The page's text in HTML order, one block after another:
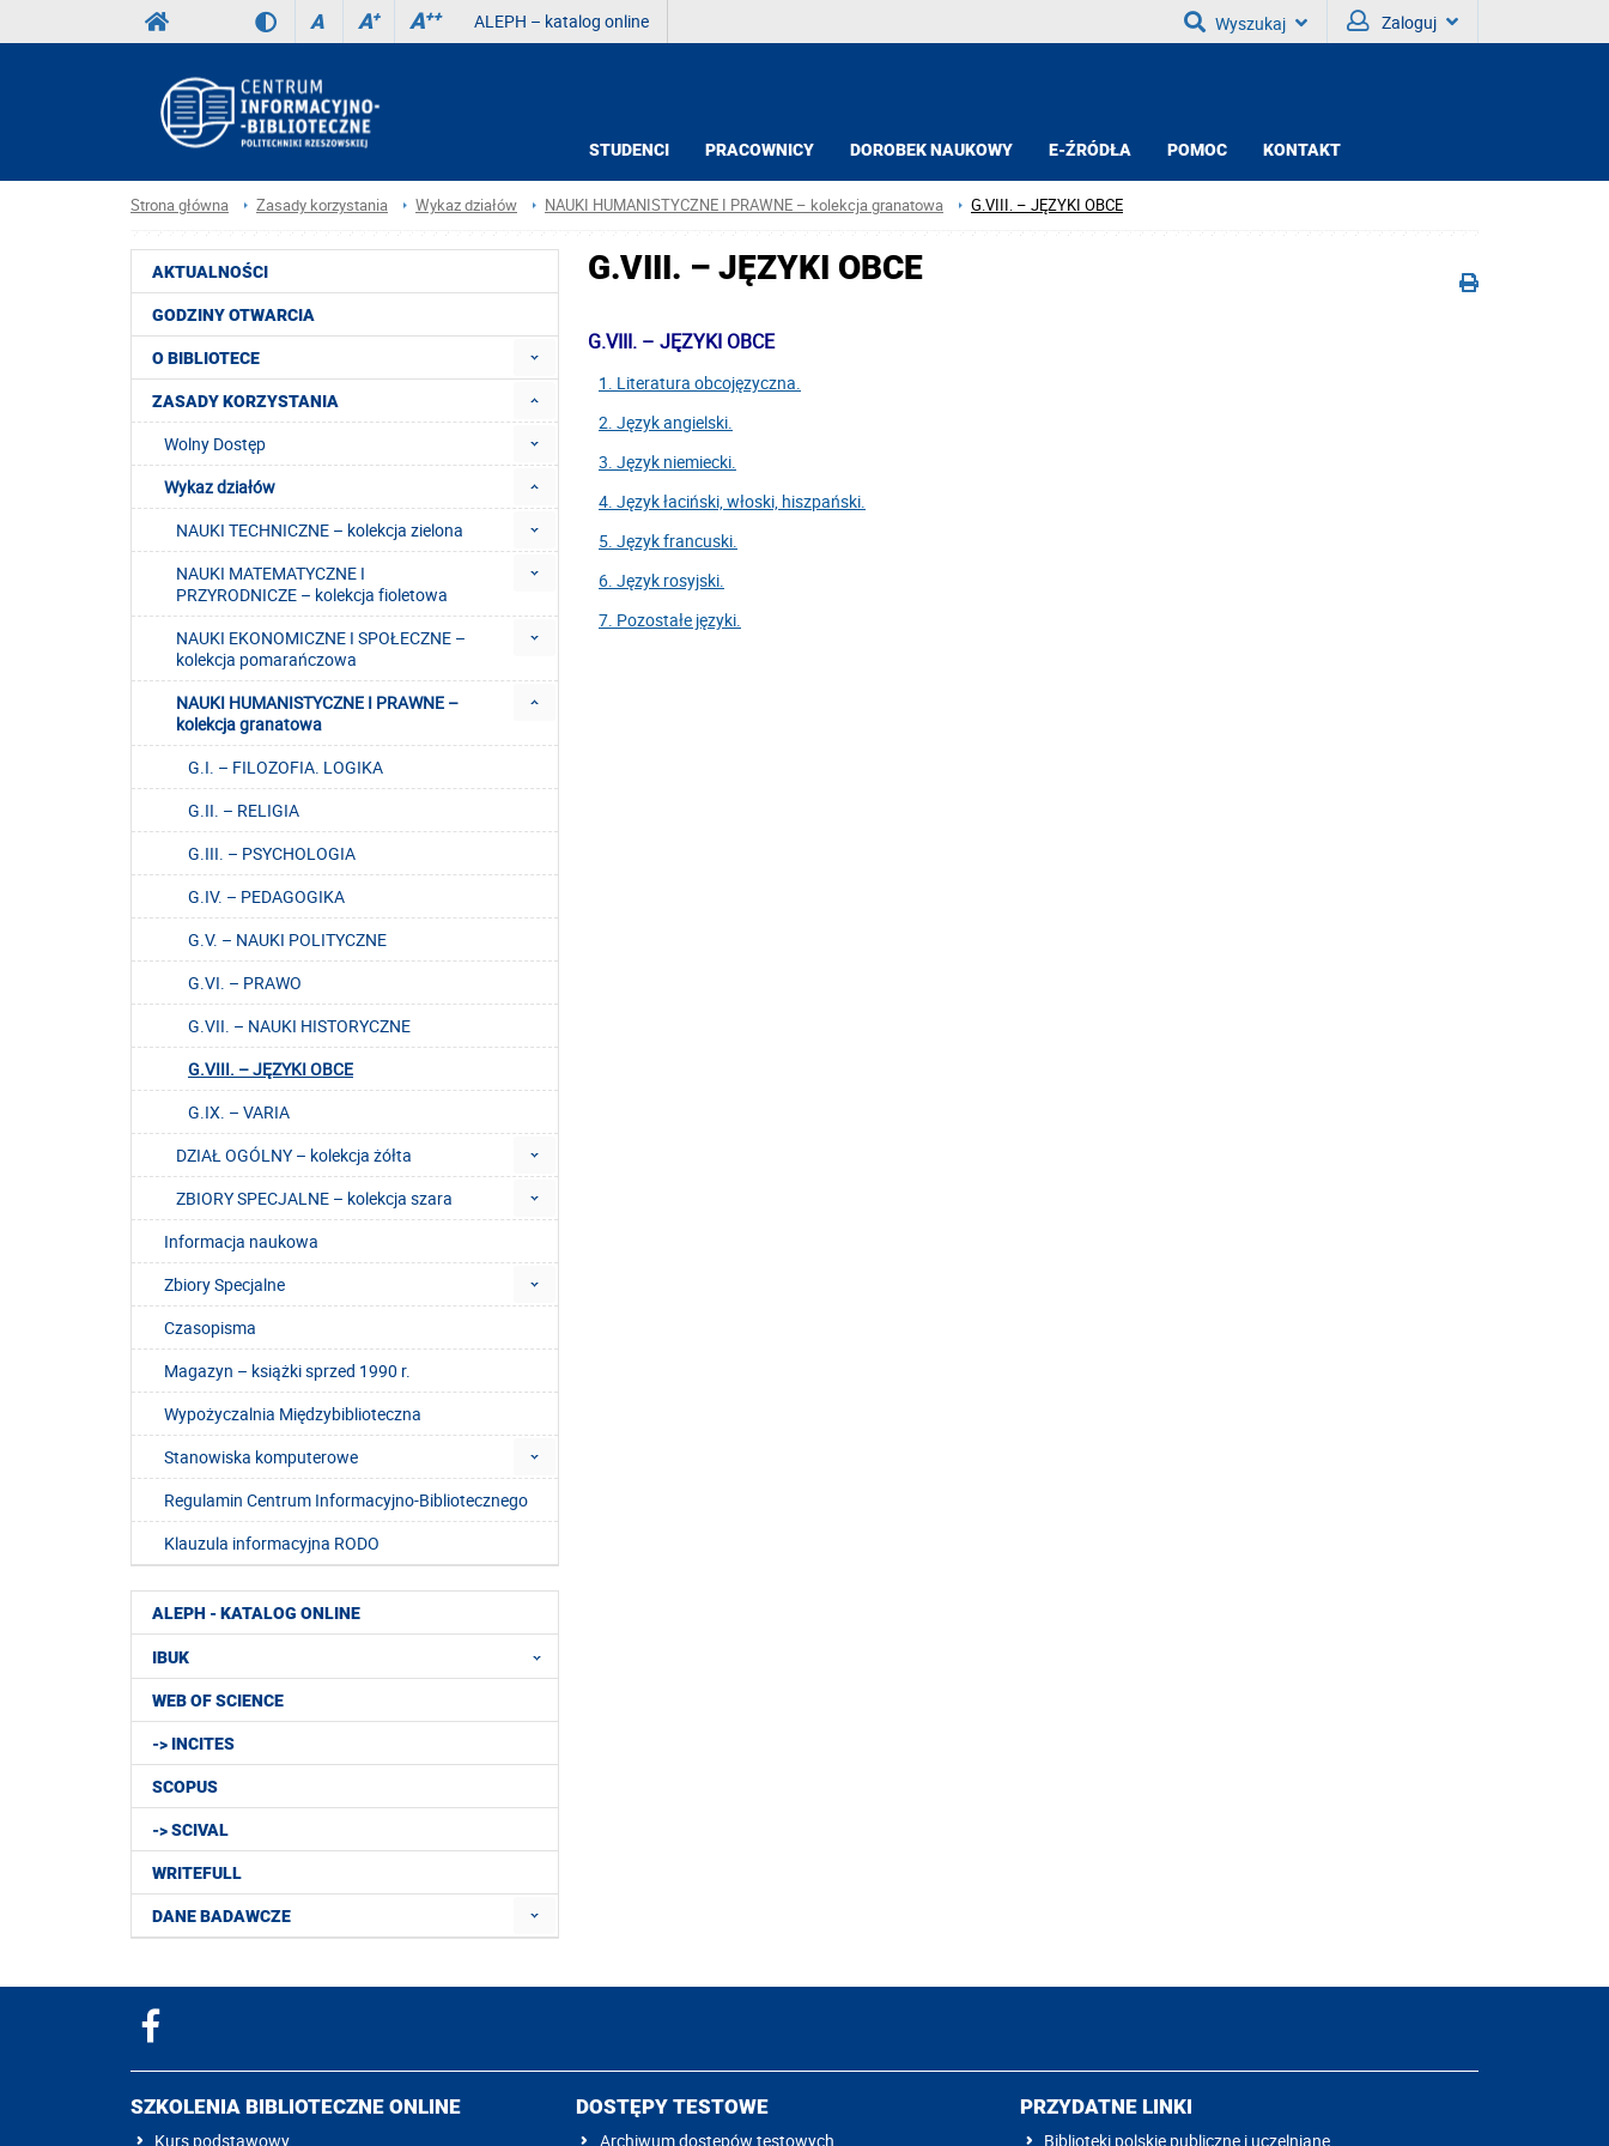
A A+ A++ ALEPH – katalog online Wyszukaj Zaloguj
STUDENCI PRACOWNICY DOROBEK NAUKOWY E-ŹRÓDŁA POMOC KONTAKT
Strona główna Zasady korzystania Wykaz działów NAUKI HUMANISTYCZNE I PRAWNE – kolekcja granatowa G.VIII. – JĘZYKI OBCE
AKTUALNOŚCI
GODZINY OTWARCIA
O BIBLIOTECE
ZASADY KORZYSTANIA
Wolny Dostęp
Wykaz działów
NAUKI TECHNICZNE – kolekcja zielona
NAUKI MATEMATYCZNE I
PRZYRODNICZE – kolekcja fioletowa
NAUKI EKONOMICZNE I SPOŁECZNE –
kolekcja pomarańczowa
NAUKI HUMANISTYCZNE I PRAWNE –
kolekcja granatowa
G.I. – FILOZOFIA. LOGIKA
G.II. – RELIGIA
G.III. – PSYCHOLOGIA
G.IV. – PEDAGOGIKA
G.V. – NAUKI POLITYCZNE
G.VI. – PRAWO
G.VII. – NAUKI HISTORYCZNE
G.VIII. – JĘZYKI OBCE
G.IX. – VARIA
DZIAŁ OGÓLNY – kolekcja żółta
ZBIORY SPECJALNE – kolekcja szara
Informacja naukowa
Zbiory Specjalne
Czasopisma
Magazyn – książki sprzed 1990 r.
Wypożyczalnia Międzybiblioteczna
Stanowiska komputerowe
Regulamin Centrum Informacyjno-Bibliotecznego
Klauzula informacyjna RODO
ALEPH - KATALOG ONLINE
IBUK
WEB OF SCIENCE
-> INCITES
SCOPUS
-> SCIVAL
WRITEFULL
DANE BADAWCZE
G.VIII. – JĘZYKI OBCE
G.VIII. – JĘZYKI OBCE
1. Literatura obcojęzyczna.
2. Język angielski.
3. Język niemiecki.
4. Język łaciński, włoski, hiszpański.
5. Język francuski.
6. Język rosyjski.
7. Pozostałe języki.
SZKOLENIA BIBLIOTECZNE ONLINE
Kurs podstawowy
DOSTĘPY TESTOWE
Archiwum dostępów testowych
PRZYDATNE LINKI
Biblioteki polskie publiczne i uczelniane